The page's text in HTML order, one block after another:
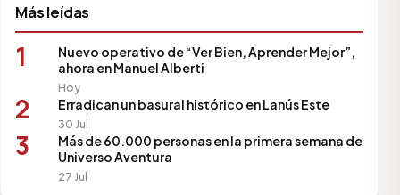
Más leídas
1
Nuevo operativo de “Ver Bien, Aprender Mejor”,
ahora en Manuel Alberti
Hoy
2 Erradican un basural histórico en Lanús Este
30 Jul
3
Más de 60.000 personas en la primera semana de
Universo Aventura
27 Jul